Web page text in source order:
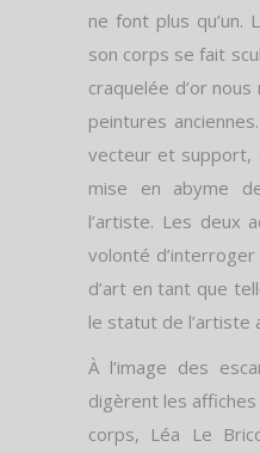
ne font plus qu’un.
son corps se fait
craquelée d’or
peintures
vecteur et support,
mise en abyme
l’artiste. Les deux
volonté
d’art en tant que
le statut de l’artiste
À l’image des
digèrent les
corps, Léa Le